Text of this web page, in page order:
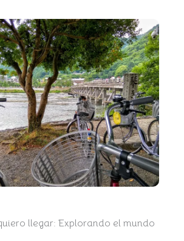
llegar: Explorando el mundo